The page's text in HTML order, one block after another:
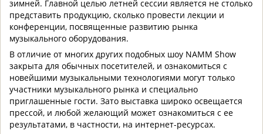
зимней. Главной целью летней сессии является не столько
представить продукцию, сколько провести лекции и
конференции, посвященные развитию рынка
музыкального оборудования.
В отличие от многих других подобных шоу NAMM Show
закрыта для обычных посетителей, и ознакомиться с
новейшими музыкальными технологиями могут только
участники музыкального рынка и специально
приглашенные гости. Зато выставка широко освещается
прессой, и любой желающий может ознакомиться с ее
результатами, в частности, на интернет-ресурсах.